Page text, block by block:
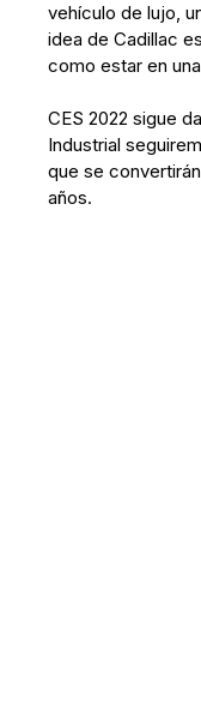
vehículo de lujo,
idea de Cadillac
como estar en
CES 2022 sigue
Industrial
que se
años.